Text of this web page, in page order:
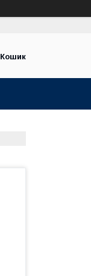
Кошик